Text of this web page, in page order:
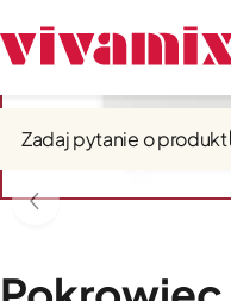
Wypiek
Zadaj pytanie o produkt